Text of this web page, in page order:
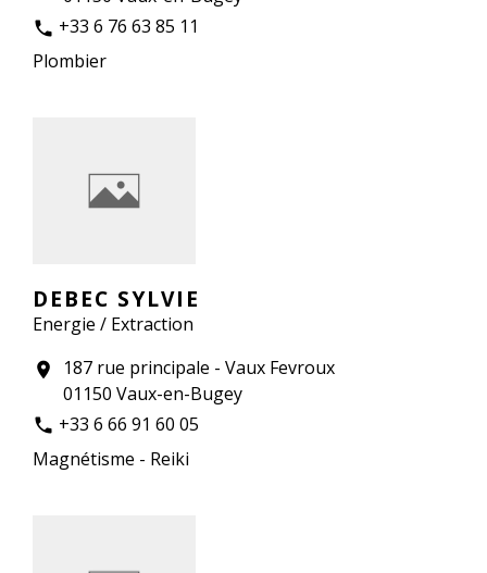
phone +33 6 76 63 85 11
Plombier
DEBEC SYLVIE
Energie / Extraction
location_on
187 rue principale - Vaux Fevroux
01150 Vaux-en-Bugey
phone +33 6 66 91 60 05
Magnétisme - Reiki